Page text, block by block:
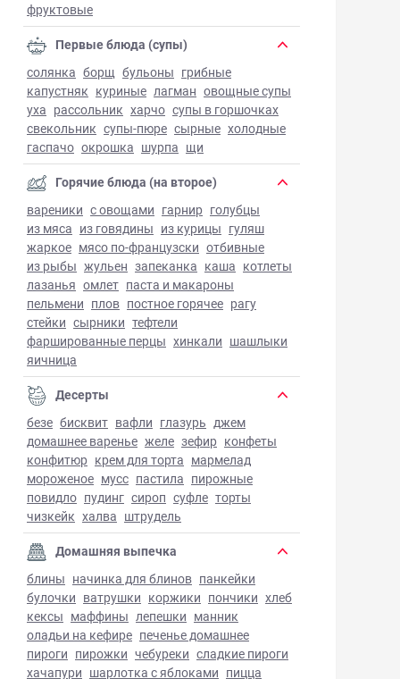
фруктовые
Первые блюда (супы)
солянка борщ бульоны грибные
капустняк куриные лагман овощные супы
уха рассольник харчо супы в горшочках
свекольник супы-пюре сырные холодные
гаспачо окрошка шурпа щи
Горячие блюда (на второе)
вареники с овощами гарнир голубцы
из мяса из говядины из курицы гуляш
жаркое мясо по-французски отбивные
из рыбы жульен запеканка каша котлеты
лазанья омлет паста и макароны
пельмени плов постное горячее рагу
стейки сырники тефтели
фаршированные перцы хинкали шашлыки
яичница
Десерты
безе бисквит вафли глазурь джем
домашнее варенье желе зефир конфеты
конфитюр крем для торта мармелад
мороженое мусс пастила пирожные
повидло пудинг сироп суфле торты
чизкейк халва штрудель
Домашняя выпечка
блины начинка для блинов панкейки
булочки ватрушки коржики пончики хлеб
кексы маффины лепешки манник
оладьи на кефире печенье домашнее
пироги пирожки чебуреки сладкие пироги
хачапури шарлотка с яблоками пицца